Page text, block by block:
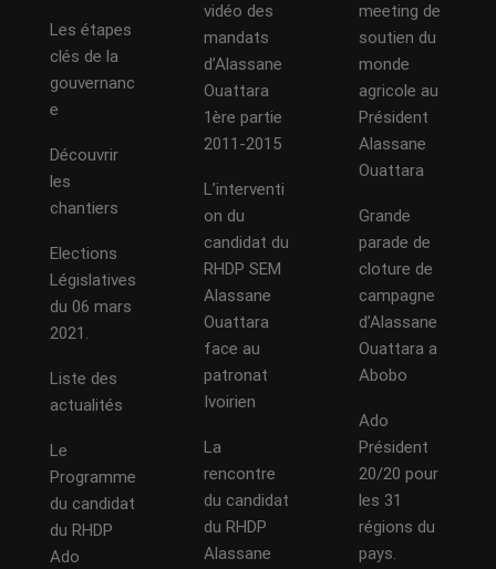
Les étapes
clés de la
gouvernanc
e
Découvrir
les
chantiers
Elections
Législatives
du 06 mars
2021.
Liste des
actualités
Le
Programme
du candidat
du RHDP
Ado
vidéo des
mandats
d’Alassane
Ouattara
1ère partie
2011-2015
L’interventi
on du
candidat du
RHDP SEM
Alassane
Ouattara
face au
patronat
Ivoirien
La
rencontre
du candidat
du RHDP
Alassane
meeting de
soutien du
monde
agricole au
Président
Alassane
Ouattara
Grande
parade de
cloture de
campagne
d’Alassane
Ouattara a
Abobo
Ado
Président
20/20 pour
les 31
régions du
pays.